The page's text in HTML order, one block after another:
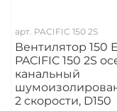
арт. PACIFIC 150 2S
Вентилятор 150
PACIFIC 150 2S
канальный
2 скорости, D150